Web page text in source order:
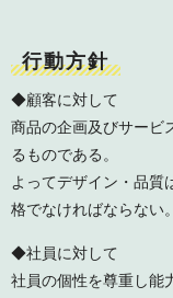
行動方針
◆顧客に対して
商品の企画及びサービ
るものである。
よってデザイン・品質
格でなければならない。
◆社員に対して
社員の個性を尊重し能